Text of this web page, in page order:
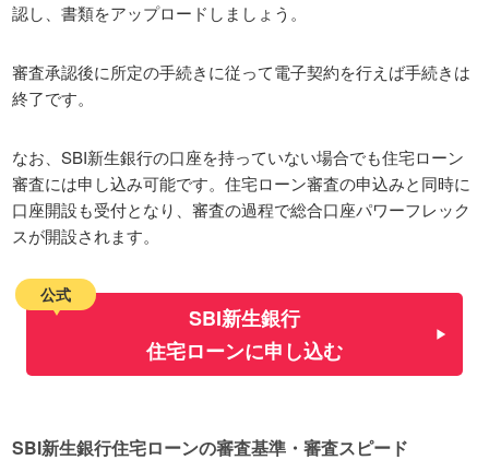
認し、書類をアップロードしましょう。
審査承認後に所定の手続きに従って電子契約を行えば手続きは
終了です。
なお、SBI新生銀行の口座を持っていない場合でも住宅ローン
審査には申し込み可能です。住宅ローン審査の申込みと同時に
口座開設も受付となり、審査の過程で総合口座パワーフレック
スが開設されます。
公式
SBI新生銀行
住宅ローンに申し込む
SBI新生銀行住宅ローンの審査基準・審査スピード